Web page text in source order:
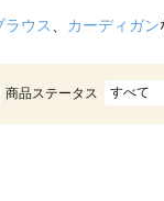
ラウス カーディガン
商品ステータス すべて